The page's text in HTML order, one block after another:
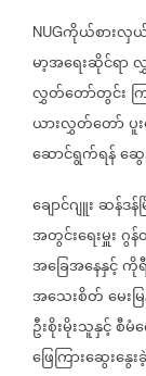
NUGကိုယ်စားလှ
မာ့အရေးဆိုင်ရာ
လွှတ်တော်တွင်း က
ယားလွှတ်တော်ပူ
ဆောင်ရွက်ရန်ဆွ
ချောင်ဂျူးဆန်ဒန်
အတွင်းရေးမှူးဂွ
အခြေအနေနှင့်ကို
အသေးစိတ်မေးမ
ဦးစိုးမိုးသူနှင့်စီမံ
ဖြေကြားဆွေးနွေ